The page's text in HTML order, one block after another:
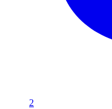
2